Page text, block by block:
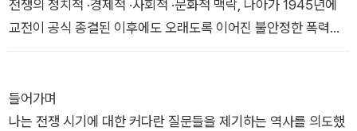
2022년 군사사 웰링턴 공작 메달을 수상하고 전 세계 언론과 평
로 바라보게 하는 걸작이다. 군대와 민간 사회 양편의 전시 경험
을 입체적으로 조명하는 이 책을 통해 장기 2차대전의 역사를 더
전쟁의 정치적 ·경제적 ·사회적 ·문화적 맥락, 나아가 1945년에
교전이 공식 종결된 이후에도 오래도록 이어진 불안정한 폭력에
대한 너무나 많은 질문을 회피하게 된다. 무엇보다 2차대전에 대
아닌 원인으로 이해한다. 하지만 이들은 위기의 결과였다. 20세
기 초 수십 년간 전 세계에 걸쳐 사회적 ·정치적 ·국제적 불안정의
들어가며
나는 전쟁 시기에 대한 커다란 질문들을 제기하는 역사를 의도했